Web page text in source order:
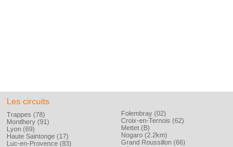
Les circuits
Trappes (78)
Montlhery (91)
Lyon (69)
Haute Saintonge (17)
Luc-en-Provence (83)
Folembray (02)
Croix-en-Ternois (62)
Mettet (B)
Nogaro (2.2km)
Grand Roussillon (66)